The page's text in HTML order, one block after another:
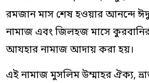
রমজান মাস শেষ হওয়ার আনন্দে
নামাজ এবং জিলহজ মাসে
আযহার নামাজ আদায় করা হয়।
এই নামাজ মুসলিম উম্মাহর ঐক্য,